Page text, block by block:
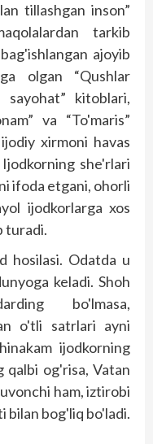
tillashgan inson”
tarkib
ajoyib
olgan “Qushlar
sayohat” kitoblari,
va “To'maris”
xirmoni havas
she'rlari
ifoda etgani, ohorli
ijodkorlarga xos
turadi.
hosilasi. Odatda u
keladi. Shoh
bo'lmasa,
o'tli satrlari ayni
ijodkorning
qalbi og'risa, Vatan
ham, iztirobi
bilan bog'liq bo'ladi.